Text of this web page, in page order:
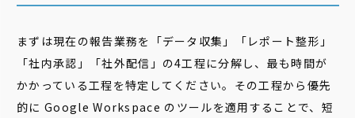
まずは現在の報告業務を「データ収集」「レポート整形」
「社内承認」「社外配信」の4工程に分解し、最も時間が
かかっている工程を特定してください。その工程から優先
的に Google Workspace のツールを適用することで、短